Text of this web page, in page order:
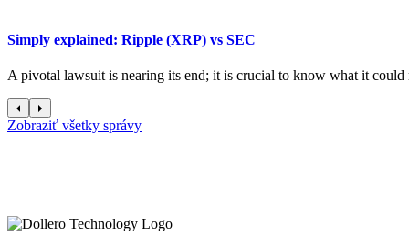
Simply explained: Ripple (XRP) vs SEC
A pivotal lawsuit is nearing its end; it is crucial to know what it could
Zobraziť všetky správy